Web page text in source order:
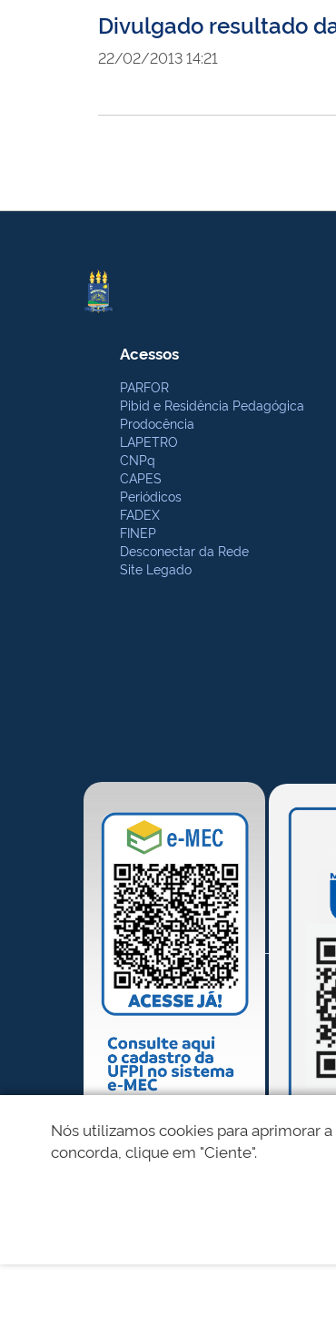
Divulgado resultado
22/02/2013 14:21
Acessos
PARFOR
Pibid e Residência Pedagógica
Prodocência
LAPETRO
CNPq
CAPES
Periódicos
FADEX
FINEP
Desconectar da Rede
Site Legado
Nós utilizamos cookies para aprimorar
concorda, clique em "Ciente".